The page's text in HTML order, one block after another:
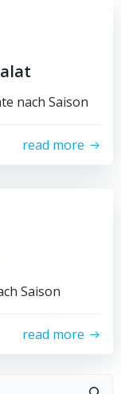
nach Saison
read more
Saison
read more